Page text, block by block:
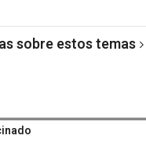
sobre estos temas